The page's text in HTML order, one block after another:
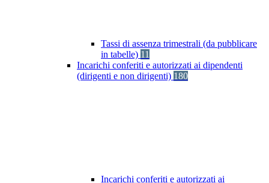
Tassi di assenza trimestrali (da pubblicare
in tabelle) 11
Incarichi conferiti e autorizzati ai dipendenti
(dirigenti e non dirigenti) 180
Incarichi conferiti e autorizzati ai